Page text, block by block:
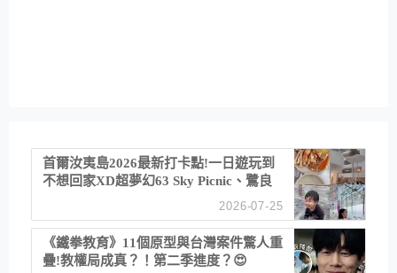
首爾汝夷島2026最新打卡點!一日遊玩到
不想回家XD超夢幻63 Sky Picnic、鷺良
津帝王蟹大餐、《淚之女王》拍攝地、漢
江公園免費玩水
2026-07-25
《鐵拳教育》11個原型與台灣案件驚人重
疊!教權局成真？！第二季進度？😍